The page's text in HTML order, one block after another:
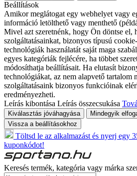
Beállítások
Amikor meglátogat egy webhelyet vagy
információ letölthető vagy menthető
Mivel azt szeretnénk, hogy Ön döntse el,
szolgáltatásainkat, bizonyos típusú
technológiák használatát saját maga
egyes kategóriák fejlécére, ha többet
módosíthatja beállításait. Ha elutasít
technológiákat, az nem alapvető tartalom
szolgáltatásaink bizonyos funkcióinak
eredményezheti.
Leírás kibontása Leírás összecsukása
Kiválasztás jóváhagyása
Mindegyik
Vissza a beállításokhoz
Töltsd le az alkalmazást és nyerj egy
kuponkódot!
Keresés termék, kategória vagy márka